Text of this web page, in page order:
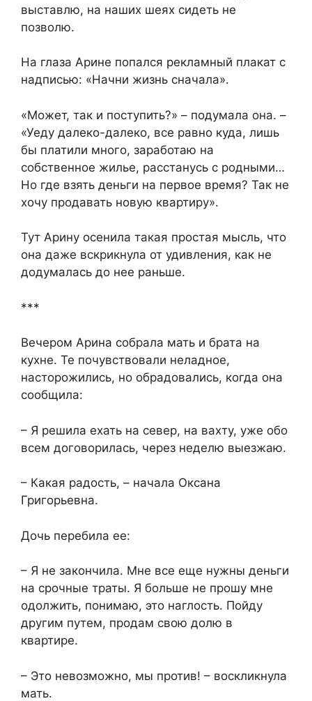
выставлю, на наших шеях сидеть не
позволю.
На глаза Арине попался рекламный плакат с
надписью: «Начни жизнь сначала».
«Может, так и поступить?» – подумала она. –
«Уеду далеко-далеко, все равно куда, лишь
бы платили много, заработаю на
собственное жилье, расстанусь с родными…
Но где взять деньги на первое время? Так не
хочу продавать новую квартиру».
Тут Арину осенила такая простая мысль, что
она даже вскрикнула от удивления, как не
додумалась до нее раньше.
***
Вечером Арина собрала мать и брата на
кухне. Те почувствовали неладное,
насторожились, но обрадовались, когда она
сообщила:
– Я решила ехать на север, на вахту, уже обо
всем договорилась, через неделю выезжаю.
– Какая радость, – начала Оксана
Григорьевна.
Дочь перебила ее:
– Я не закончила. Мне все еще нужны деньги
на срочные траты. Я больше не прошу мне
одолжить, понимаю, это наглость. Пойду
другим путем, продам свою долю в
квартире.
– Это невозможно, мы против! – воскликнула
мать.